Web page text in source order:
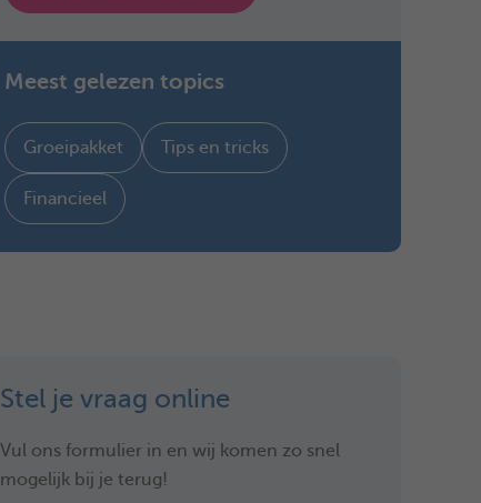
Meest gelezen topics
Groeipakket Tips en tricks
Financieel
Stel je vraag online
Vul ons formulier in en wij komen zo snel
mogelijk bij je terug!